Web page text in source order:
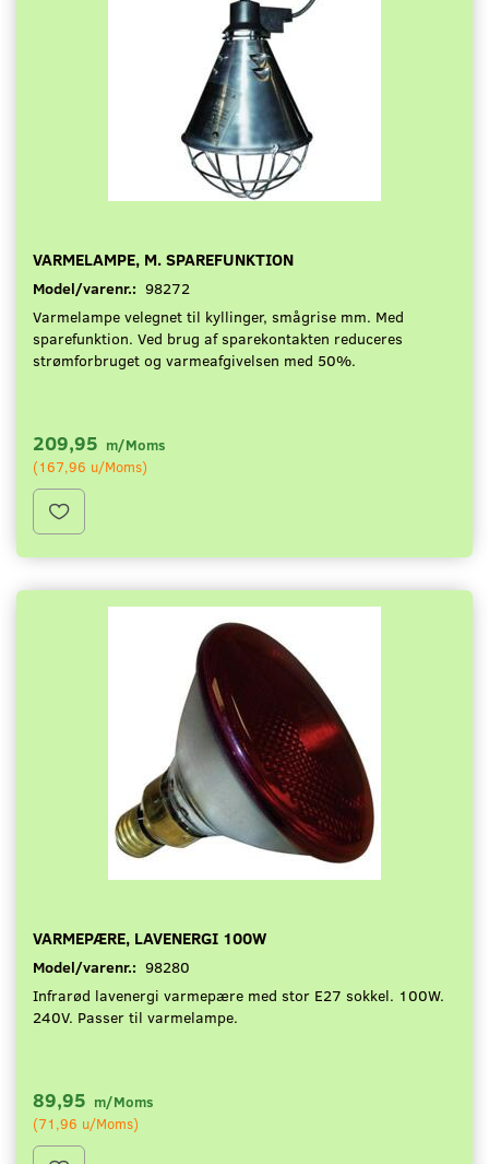
VARMELAMPE, M. SPAREFUNKTION
Model/varenr.: 98272
Varmelampe velegnet til kyllinger, smågrise mm. Med
sparefunktion. Ved brug af sparekontakten reduceres
strømforbruget og varmeafgivelsen med 50%.
209,95 m/Moms
(167,96 u/Moms)
VARMEPÆRE, LAVENERGI 100W
Model/varenr.: 98280
Infrarød lavenergi varmepære med stor E27 sokkel. 100W.
240V. Passer til varmelampe.
89,95 m/Moms
(71,96 u/Moms)